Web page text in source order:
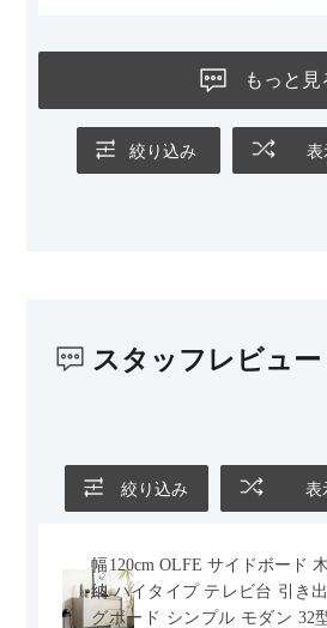
もっと見
絞り込み 表
スタッフレビュー
絞り込み 表
幅120cm OLFE サイドボード
納 ハイタイプ テレビ台 引き
グボード シンプル モダン 32